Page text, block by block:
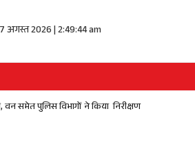
अगस्त 2026 | 2:49:44 am
वन समेत पुलिस विभागों ने किया निरीक्षण